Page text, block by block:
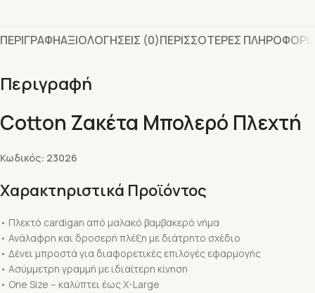
ΠΕΡΙΓΡΑΦΗΑΞΙΟΛΟΓΗΣΕΙΣ (0)ΠΕΡΙΣΣΟΤΕΡΕΣ
Περιγραφή
Cotton Ζακέτα Μπολερό Πλεχτή
Κωδικός: 23026
Χαρακτηριστικά Προϊόντος
• Πλεκτό cardigan από μαλακό βαμβακερό νήμα
• Ανάλαφρη και δροσερή πλέξη με διάτρητο σχέδιο
• Δένει μπροστά για διαφορετικές επιλογές εφαρμογής
• Ασύμμετρη γραμμή με ιδιαίτερη κίνηση
• One Size – καλύπτει έως X-Large